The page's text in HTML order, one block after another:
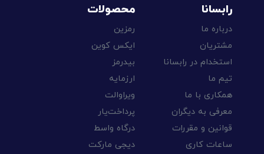
رابسانا
درباره ما
مشتریان
استخدام در رابسانا
تیم ما
همکاری با ما
معرفی به دیگران
قوانین و مقررات
ساعات کاری
محصولات
رمزین
ایکس کوین
بیدرمز
ارزمایه
ویراوالت
پرداخت‌یار
درگاه واسط
دیجی مارکت